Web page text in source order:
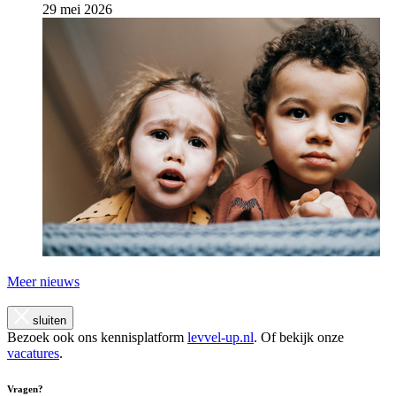
29 mei 2026
Meer nieuws
sluiten
Bezoek ook ons kennisplatform levvel-up.nl. Of bekijk onze
vacatures.
Vragen?